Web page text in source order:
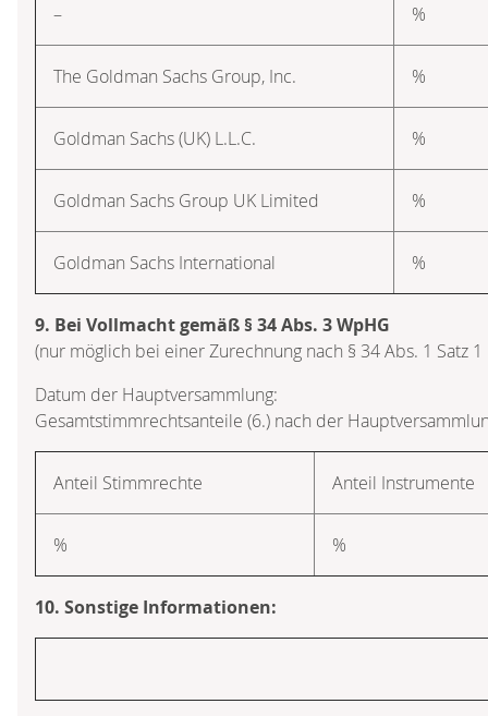
– %
The Goldman Sachs Group, Inc. %
Goldman Sachs (UK) L.L.C. %
Goldman Sachs Group UK Limited %
Goldman Sachs International %
9. Bei Vollmacht gemäß § 34 Abs. 3 WpHG
(nur möglich bei einer Zurechnung nach § 34 Abs. 1 Satz
Datum der Hauptversammlung:
Gesamtstimmrechtsanteile (6.) nach der
Anteil Stimmrechte Anteil Instrumente
% %
10. Sonstige Informationen: